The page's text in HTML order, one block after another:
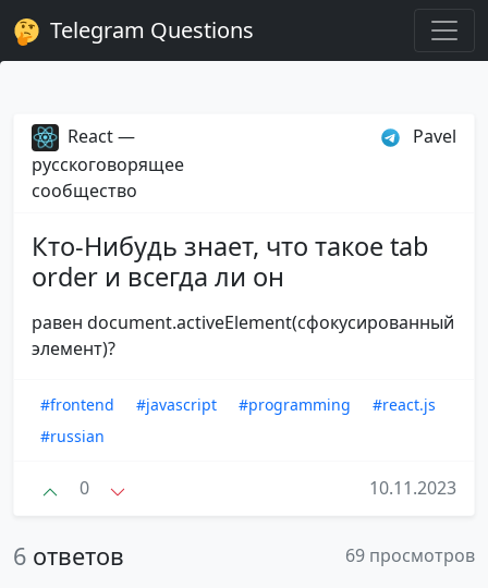
Telegram Questions
React —
русскоговорящее
сообщество
Pavel
Кто-Нибудь знает, что такое tab
order и всегда ли он
равен document.activeElement(сфокусированный
элемент)?
#frontend #javascript #programming
#react.js
#russian
0 10.11.2023
6 ответов 69 просмотров